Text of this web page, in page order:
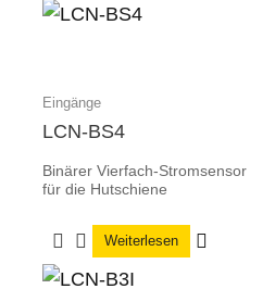
Eingänge
LCN-BS4
Binärer Vierfach-Stromsensor
für die Hutschiene
Weiterlesen